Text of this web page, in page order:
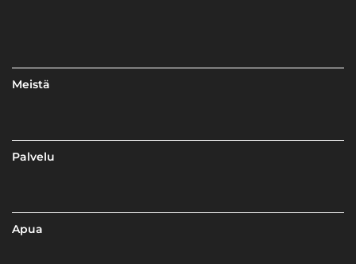
Meistä
Palvelu
Apua